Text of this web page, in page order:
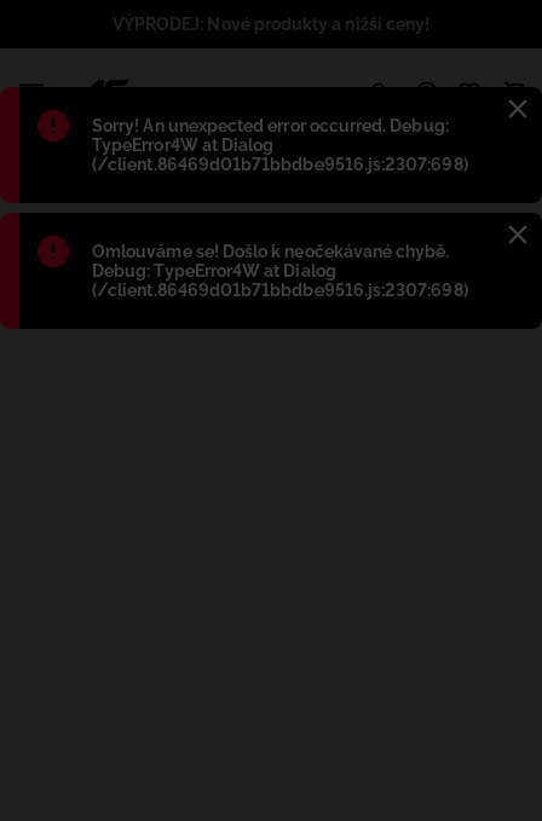
Błąd:
Sorry! An unexpected error occurred. Debug:
TypeError4W at Dialog
(/client.86469d01b71bbdbe9516.js:2307:698)
Błąd:
Omlouváme se! Došlo k neočekávané chybě.
Debug: TypeError4W at Dialog
(/client.86469d01b71bbdbe9516.js:2307:698)
VÝPRODEJ: Nové produkty a nižší ceny!